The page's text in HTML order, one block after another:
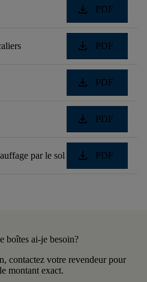
download PDF
download PDF
download PDF
download PDF
par le sol download PDF
boîtes ai-je besoin?
contactez votre revendeur pour
montant exact.